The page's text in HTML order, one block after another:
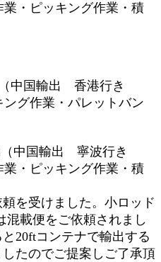
業 ・ ピッキング作業・ 積
中国輸出 香港行き
ング作業 ・パレットバン
中国輸出 寧波行き
・ ピッキング作業 ・積
を受けました。小ロッド
混載便をご依頼されまし
20ftコンテナで輸出する
たのでご提案しご了承頂